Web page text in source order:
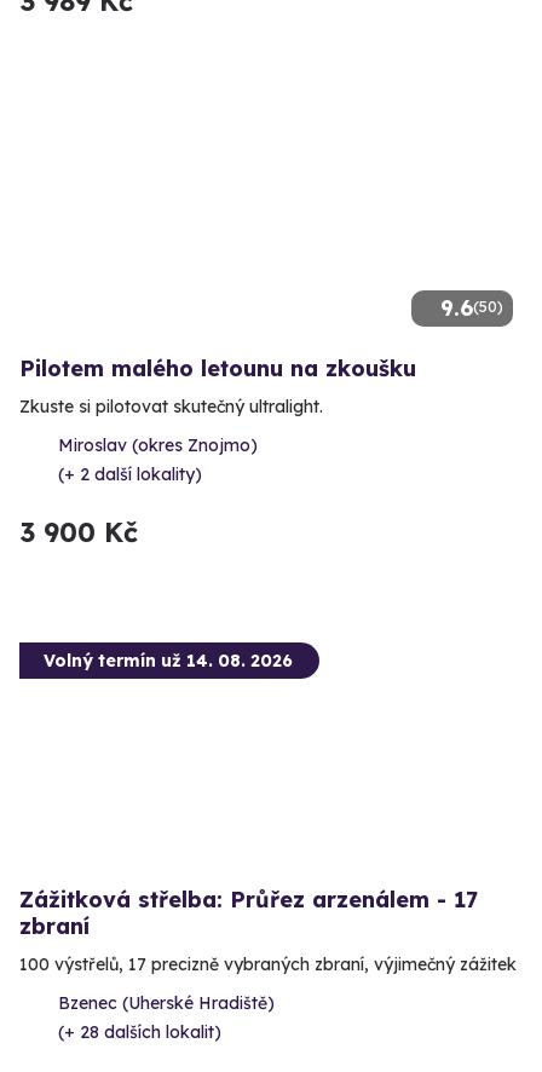
9.6(50)
Pilotem malého letounu na zkoušku
Zkuste si pilotovat skutečný ultralight.
Miroslav (okres Znojmo)
(+ 2 další lokality)
3 900 Kč
Volný termín už 14. 08. 2026
Zážitková střelba: Průřez arzenálem - 17
zbraní
100 výstřelů, 17 precizně vybraných zbraní, výjimečný zážitek
Bzenec (Uherské Hradiště)
(+ 28 dalších lokalit)